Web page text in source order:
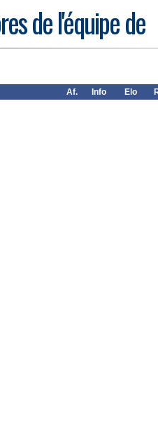
de l'équipe de
Af. Info Elo